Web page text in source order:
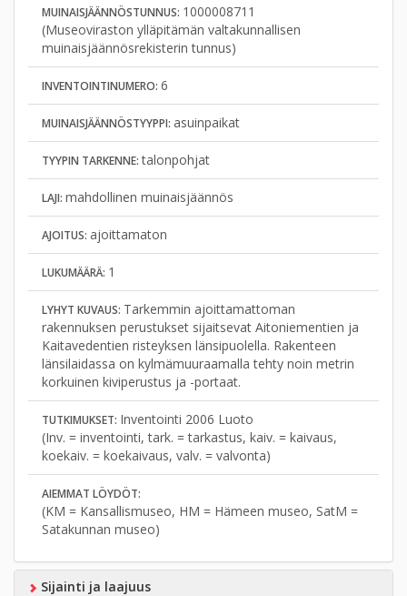
MUINAISJÄÄNNÖSTUNNUS: 1000008711
(Museoviraston ylläpitämän valtakunnallisen
muinaisjäännösrekisterin tunnus)
INVENTOINTINUMERO: 6
MUINAISJÄÄNNÖSTYYPPI: asuinpaikat
TYYPIN TARKENNE:talonpohjat
LAJI: mahdollinen muinaisjäännös
AJOITUS: ajoittamaton
LUKUMÄÄRÄ: 1
LYHYT KUVAUS: Tarkemmin ajoittamattoman
rakennuksen perustukset sijaitsevat Aitoniementien ja
Kaitavedentien risteyksen länsipuolella. Rakenteen
länsilaidassa on kylmämuuraamalla tehty noin metrin
korkuinen kiviperustus ja -portaat.
TUTKIMUKSET: Inventointi 2006 Luoto
(Inv. = inventointi, tark. = tarkastus, kaiv. = kaivaus,
koekaiv. = koekaivaus, valv. = valvonta)
AIEMMAT LÖYDÖT:
(KM = Kansallismuseo, HM = Hämeen museo, SatM =
Satakunnan museo)
Sijainti ja laajuus